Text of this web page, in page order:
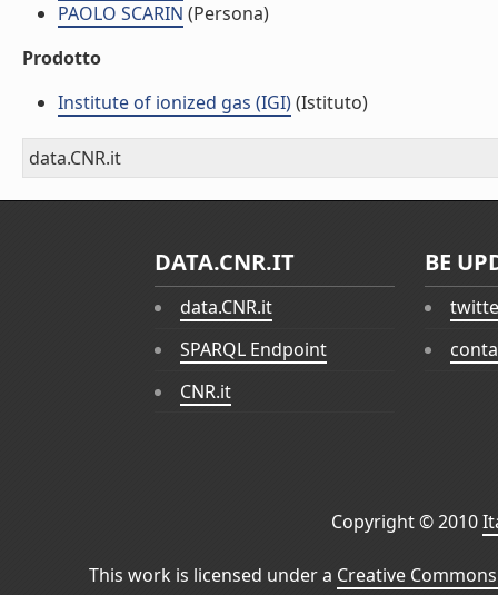
PAOLO SCARIN (Persona)
Prodotto
Institute of ionized gas (IGI)(Istituto)
data.CNR.it
DATA.CNR.IT
data.CNR.it
SPARQL Endpoint
CNR.it
BE
Copyright © 2010
This work is licensed under a Creative